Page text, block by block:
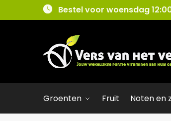
Bestel voor woensdag
Groenten Fruit Noten en